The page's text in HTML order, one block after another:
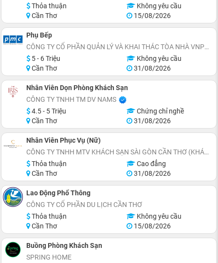
Thỏa thuận
Không yêu cầu
Cần Thơ
15/08/2026
Phụ Bếp
CÔNG TY CỔ PHẦN QUẢN LÝ VÀ KHAI THÁC TÒA NHÀ VNPT (PMC)
5 - 6 Triệu
Không yêu cầu
Cần Thơ
31/08/2026
Nhân Viên Dọn Phòng Khách Sạn
CÔNG TY TNHH TM DV NAMS
4.5 - 5 Triệu
Chứng chỉ nghề
Cần Thơ
31/08/2026
Nhân Viên Phục Vụ (Nữ)
CÔNG TY TNHH MTV KHÁCH SẠN SÀI GÒN CẦN THƠ (KHÁCH SẠN CHARMANT SUITES)
Thỏa thuận
Cao đẳng
Cần Thơ
31/08/2026
Lao Động Phổ Thông
CÔNG TY CỔ PHẦN DU LỊCH CẦN THƠ
Thỏa thuận
Không yêu cầu
Cần Thơ
15/08/2026
Buồng Phòng Khách Sạn
SPRING HOME